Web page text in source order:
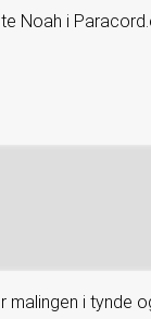
Noah i
malingen i tynde